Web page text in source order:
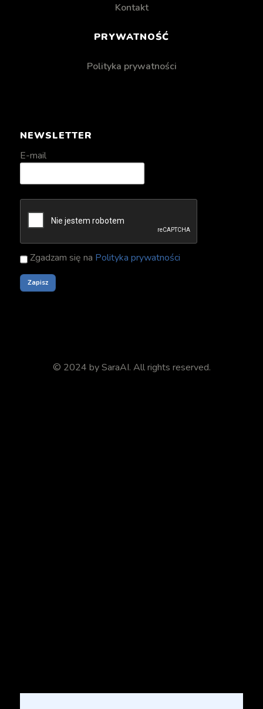
Kontakt
PRYWATNOŚĆ
Polityka prywatności
NEWSLETTER
E-mail
Zgadzam się na Polityka prywatności
© 2024 bySaraAI. All rights reserved.